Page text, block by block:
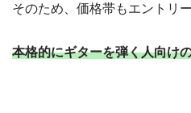
そのため、価格帯もエントリ
本格的にギターを弾く人向け